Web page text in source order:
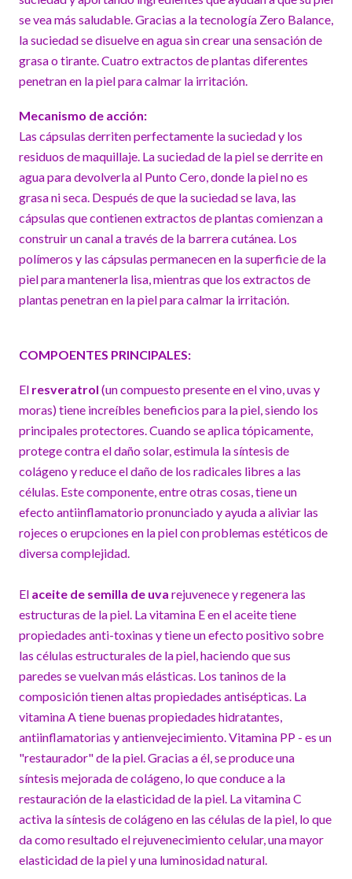
se vea más saludable. Gracias a la tecnología Zero Balance,
la suciedad se disuelve en agua sin crear una sensación de
grasa o tirante. Cuatro extractos de plantas diferentes
penetran en la piel para calmar la irritación.
Mecanismo de acción:
Las cápsulas derriten perfectamente la suciedad y los
residuos de maquillaje. La suciedad de la piel se derrite en
agua para devolverla al Punto Cero, donde la piel no es
grasa ni seca. Después de que la suciedad se lava, las
cápsulas que contienen extractos de plantas comienzan a
construir un canal a través de la barrera cutánea. Los
polímeros y las cápsulas permanecen en la superficie de la
piel para mantenerla lisa, mientras que los extractos de
plantas penetran en la piel para calmar la irritación.
COMPOENTES PRINCIPALES:
El resveratrol (un compuesto presente en el vino, uvas y
moras) tiene increíbles beneficios para la piel, siendo los
principales protectores. Cuando se aplica tópicamente,
protege contra el daño solar, estimula la síntesis de
colágeno y reduce el daño de los radicales libres a las
células. Este componente, entre otras cosas, tiene un
efecto antiinflamatorio pronunciado y ayuda a aliviar las
rojeces o erupciones en la piel con problemas estéticos de
diversa complejidad.
El aceite de semilla de uva rejuvenece y regenera las
estructuras de la piel. La vitamina E en el aceite tiene
propiedades anti-toxinas y tiene un efecto positivo sobre
las células estructurales de la piel, haciendo que sus
paredes se vuelvan más elásticas. Los taninos de la
composición tienen altas propiedades antisépticas. La
vitamina A tiene buenas propiedades hidratantes,
antiinflamatorias y antienvejecimiento. Vitamina PP - es un
"restaurador" de la piel. Gracias a él, se produce una
síntesis mejorada de colágeno, lo que conduce a la
restauración de la elasticidad de la piel. La vitamina C
activa la síntesis de colágeno en las células de la piel, lo que
da como resultado el rejuvenecimiento celular, una mayor
elasticidad de la piel y una luminosidad natural.